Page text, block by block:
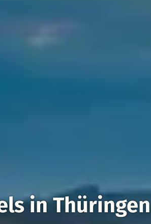
in Thüringen